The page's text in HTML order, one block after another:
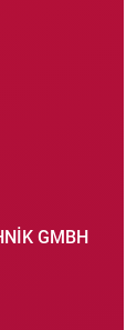
GMBH